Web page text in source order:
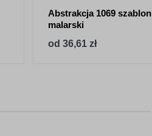
Abstrakcja 1069 szablon
malarski
od 36,61 zł